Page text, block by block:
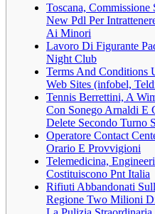
Toscana,
New Pdl Per
Ai Minori
Lavoro Di Figurante
Night Club
Terms And Conditions
Web Sites (infobel,
Tennis Berrettini, A
Con Sonego Arnaldi E
Delete Secondo Turno
Operatore Contact
Orario E Provvigioni
Telemedicina,
Costituiscono Pnt Italia
Rifiuti Abbandonati
Regione Two Milioni